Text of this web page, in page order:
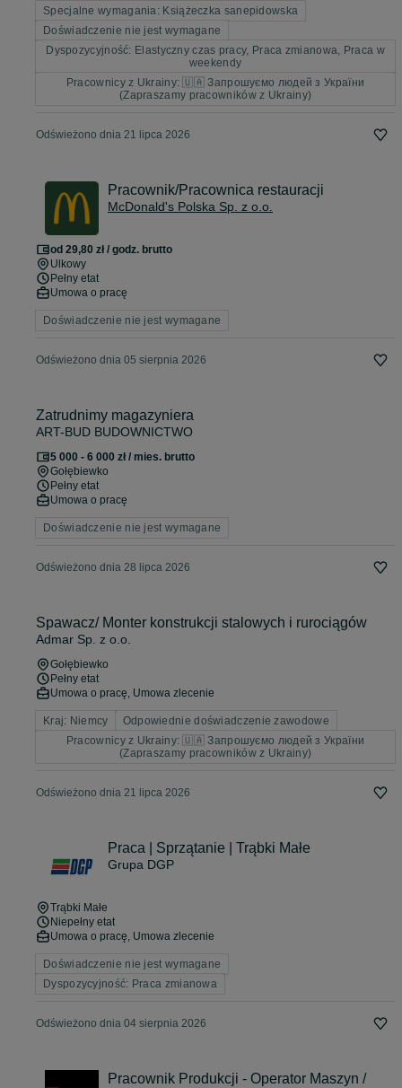
Specjalne wymagania: Książeczka sanepidowska
Doświadczenie nie jest wymagane
Dyspozycyjność: Elastyczny czas pracy, Praca zmianowa, Praca w
weekendy
Pracownicy z Ukrainy: 🇺🇦 Запрошуємо людей з України
(Zapraszamy pracowników z Ukrainy)
Odświeżono dnia 21 lipca 2026
Pracownik/Pracownica restauracji
McDonald's Polska Sp. z o.o.
od 29,80 zł / godz. brutto
Ulkowy
Pełny etat
Umowa o pracę
Doświadczenie nie jest wymagane
Odświeżono dnia 05 sierpnia 2026
Zatrudnimy magazyniera
ART-BUD BUDOWNICTWO
5 000 - 6 000 zł / mies. brutto
Gołębiewko
Pełny etat
Umowa o pracę
Doświadczenie nie jest wymagane
Odświeżono dnia 28 lipca 2026
Spawacz/ Monter konstrukcji stalowych i rurociągów
Admar Sp. z o.o.
Gołębiewko
Pełny etat
Umowa o pracę, Umowa zlecenie
Kraj: Niemcy
Odpowiednie doświadczenie zawodowe
Pracownicy z Ukrainy: 🇺🇦 Запрошуємо людей з України
(Zapraszamy pracowników z Ukrainy)
Odświeżono dnia 21 lipca 2026
Praca | Sprzątanie | Trąbki Małe
Grupa DGP
Trąbki Małe
Niepełny etat
Umowa o pracę, Umowa zlecenie
Doświadczenie nie jest wymagane
Dyspozycyjność: Praca zmianowa
Odświeżono dnia 04 sierpnia 2026
Pracownik Produkcji - Operator Maszyn /